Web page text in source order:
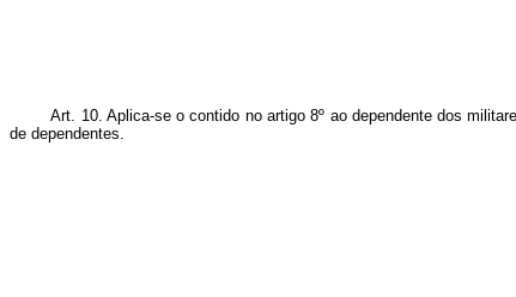
Art. 10. Aplica-se o contido no artigo 8º ao dependente dos
de dependentes.